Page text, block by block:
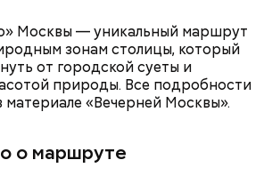
Москвы — уникальный маршрут
зонам столицы, который
от городской суеты и
природы. Все подробности
«Вечерней Москвы».
о маршруте